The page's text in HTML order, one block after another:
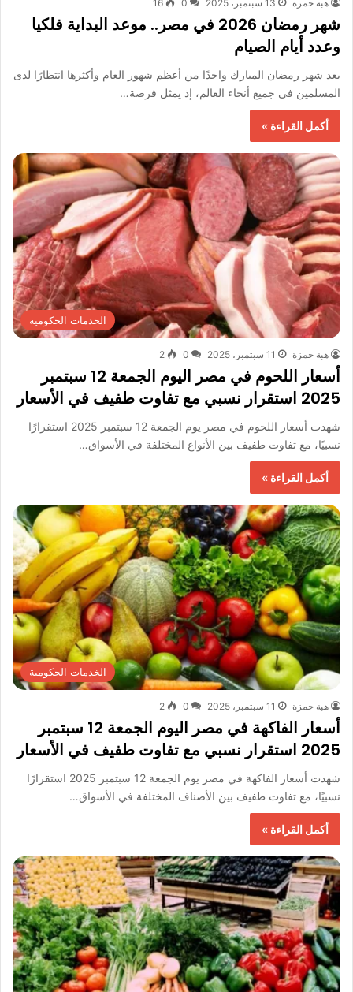
هبة حمزة 13 سبتمبر، 2025 0
16
شهر رمضان 2026 في مصر.. موعد البداية فلكيا
وعدد أيام الصيام
يعد شهر رمضان المبارك واحدًا من أعظم شهور العام وأكثرها انتظارًا لدى
المسلمين في جميع أنحاء العالم، إذ يمثل فرصة…
أكمل القراءة »
الخدمات الحكومية
هبة حمزة 11 سبتمبر، 2025 0
2
أسعار اللحوم في مصر اليوم الجمعة 12 سبتمبر
2025 استقرار نسبي مع تفاوت طفيف في الأسعار
شهدت أسعار اللحوم في مصر يوم الجمعة 12 سبتمبر 2025 استقرارًا
نسبيًا، مع تفاوت طفيف بين الأنواع المختلفة في الأسواق…
أكمل القراءة »
الخدمات الحكومية
هبة حمزة 11 سبتمبر، 2025 0
2
أسعار الفاكهة في مصر اليوم الجمعة 12 سبتمبر
2025 استقرار نسبي مع تفاوت طفيف في الأسعار
شهدت أسعار الفاكهة في مصر يوم الجمعة 12 سبتمبر 2025 استقرارًا
نسبيًا، مع تفاوت طفيف بين الأصناف المختلفة في الأسواق…
أكمل القراءة »